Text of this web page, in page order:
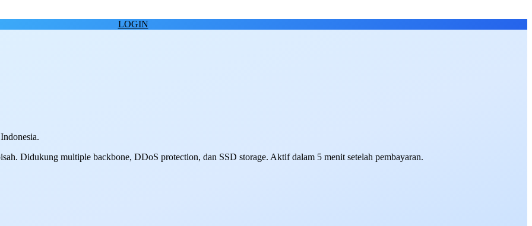
LOGIN
Didukung multiple backbone, DDoS protection, dan SSD storage. Aktif dalam 5 menit setelah pembayaran.